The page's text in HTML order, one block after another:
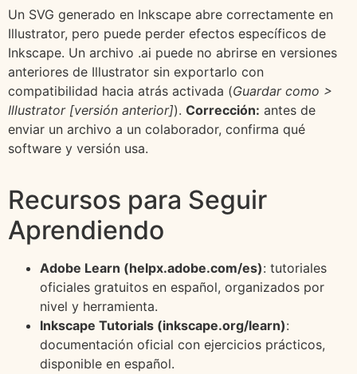
Un SVG generado en Inkscape abre correctamente en
Illustrator, pero puede perder efectos específicos de
Inkscape. Un archivo .ai puede no abrirse en versiones
anteriores de Illustrator sin exportarlo con
compatibilidad hacia atrás activada (Guardar como >
Illustrator [versión anterior]). Corrección: antes de
enviar un archivo a un colaborador, confirma qué
software y versión usa.
Recursos para Seguir
Aprendiendo
Adobe Learn (helpx.adobe.com/es): tutoriales
oficiales gratuitos en español, organizados por
nivel y herramienta.
Inkscape Tutorials (inkscape.org/learn):
documentación oficial con ejercicios prácticos,
disponible en español.